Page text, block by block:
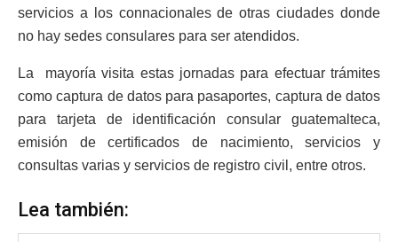
servicios a los connacionales de otras ciudades donde
no hay sedes consulares para ser atendidos.
La mayoría visita estas jornadas para efectuar trámites
como captura de datos para pasaportes, captura de datos
para tarjeta de identificación consular guatemalteca,
emisión de certificados de nacimiento, servicios y
consultas varias y servicios de registro civil, entre otros.
Lea también: